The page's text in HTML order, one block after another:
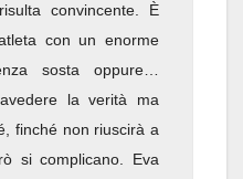
convincente. È
con un enorme
sosta oppure…
la verità ma
finché non riuscirà a
si complicano. Eva